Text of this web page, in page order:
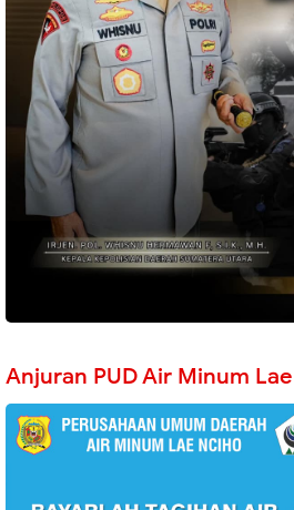
Anjuran PUD Air Minum